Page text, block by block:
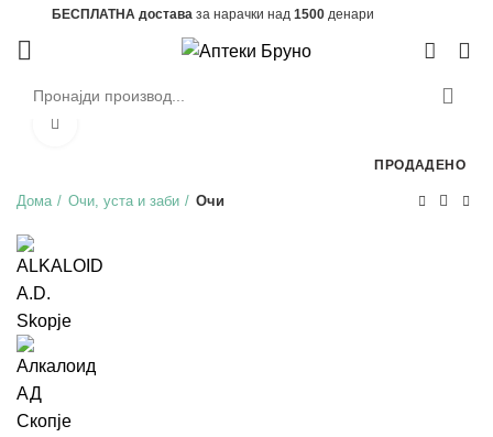
БЕСПЛАТНА достава за нарачки над 1500 денари
ПРОДАДЕНО
Дома Очи, уста и заби Очи